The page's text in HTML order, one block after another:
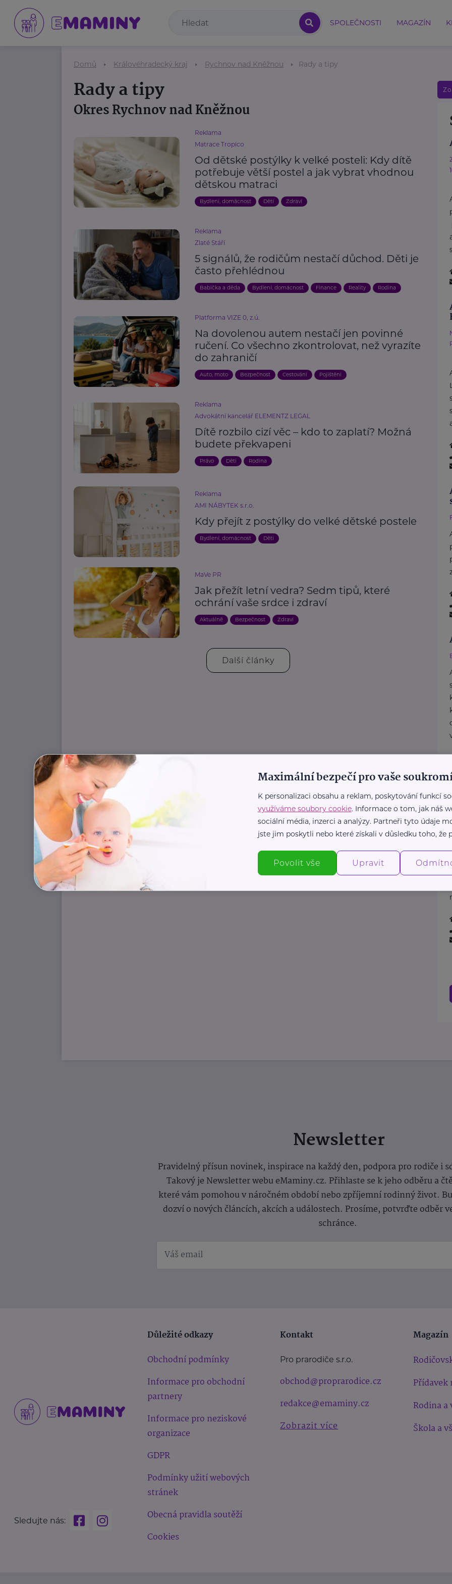
SPOLEČNOSTI MAGAZÍN
Domů Královéhradecký kraj Rychnov nad Kněžnou Rady a tipy
Rady a tipy
Okres Rychnov nad Kněžnou
Reklama
Matrace Tropico
Od dětské postýlky k velké posteli: Kdy dítě
potřebuje větší postel a jak vybrat vhodnou
dětskou matraci
Bydlení, domácnost Děti Zdraví
Reklama
Zlaté Stáří
5 signálů, že rodičům nestačí důchod. Děti je
často přehlédnou
Babička a děda Bydlení, domácnost Finance Reality Rodina
Platforma VIZE 0, z.ú.
Na dovolenou autem nestačí jen povinné
ručení. Co všechno zkontrolovat, než vyrazíte
do zahraničí
Auto, moto Bezpečnost Cestování Pojištění
Reklama
Advokátní kancelář ELEMENTZ LEGAL
Dítě rozbilo cizí věc – kdo to zaplatí? Možná
budete překvapeni
Právo Děti Rodina
Reklama
AMI NÁBYTEK s.r.o.
Kdy přejít z postýlky do velké dětské postele
Bydlení, domácnost Děti
MaVe PR
Jak přežít letní vedra? Sedm tipů, které
ochrání vaše srdce i zdraví
Aktuálně Bezpečnost Zdraví
Další články
Newsletter
Pravidelný přísun novinek, inspirace na každý den, podpora pro rodiče i
Takový je Newsletter webu eMaminy.cz. Přihlaste se k jeho odběru a
které vám pomohou v náročném období nebo zpříjemní rodinný život.
dozví o nových článcích, akcích a událostech. Prosíme, potvrďte odběr
schránce.
Sledujte nás:
Důležité odkazy
Obchodní podmínky
Informace pro obchodní
partnery
Informace pro neziskové
organizace
GDPR
Podmínky užití webových
stránek
Obecná pravidla soutěží
Cookies
Kontakt
Pro prarodiče s.r.o.
obchod@proprarodice.cz
redakce@emaminy.cz
Zobrazit více
Magazín
Přídavek
Rodina a
Škola a
Maximální bezpečí pro vaše
K personalizaci obsahu a reklam, poskytování funkcí
využíváme soubory cookie. Informace o tom, jak náš
sociální média, inzerci a analýzy. Partneři tyto údaje
jste jim poskytli nebo které získali v důsledku toho, že
Povolit vše Upravit